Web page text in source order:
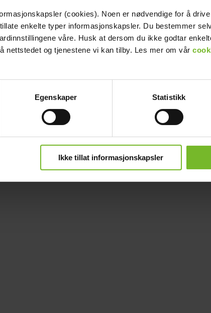
(cookies). Noen er nødvendige for å
enkelte typer informasjonskapsler. Du bestemmer
våre. Husk at dersom du ikke godtar
nettstedet og tjenestene vi kan tilby. Les mer om vår
Egenskaper Statistikk
Ikke tillat informasjonskapsler